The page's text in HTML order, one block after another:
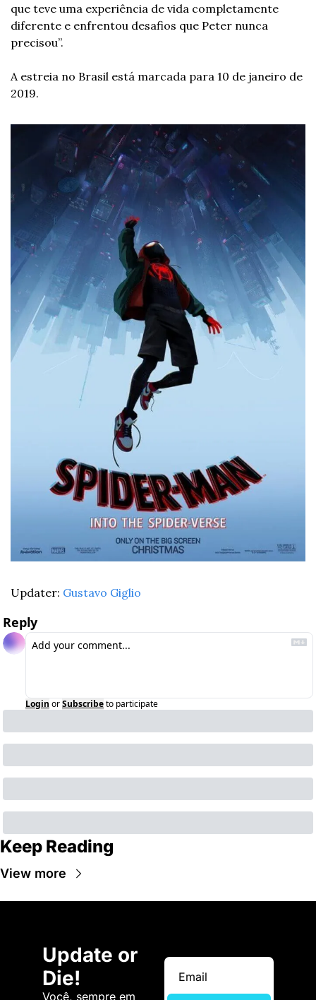
que teve uma experiência de vida completamente
diferente e enfrentou desafios que Peter nunca
precisou”.
A estreia no Brasil está marcada para 10 de janeiro de
2019.
Updater: Gustavo Giglio
Reply
Login orSubscribeto participate
Keep Reading
View more
Update or
Die!
Você, sempre em